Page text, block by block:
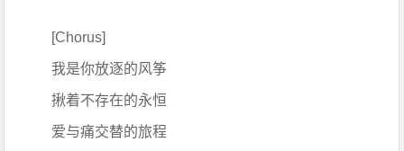
[Chorus]
我是你放逐的风筝
揪着不存在的永恒
爱与痛交替的旅程